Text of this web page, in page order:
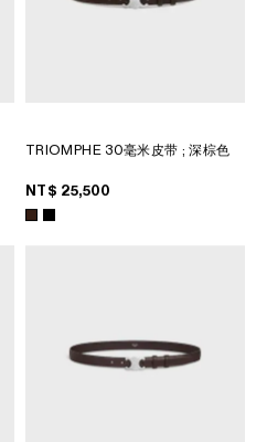
TRIOMPHE 30毫米皮带 ; 深棕色
NT$ 25,500